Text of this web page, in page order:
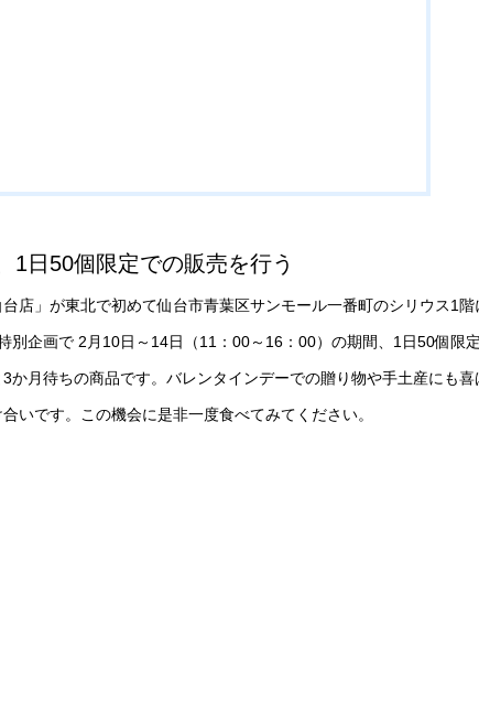
1日50個限定での販売を行う
店」が東北で初めて仙台市青葉区サンモール一番町のシリウス1階
別企画で 2月10日～14日（11：00～16：00）の期間、1日50個限
月待ちの商品です。バレンタインデーでの贈り物や手土産にも喜
いです。この機会に是非一度食べてみてください。